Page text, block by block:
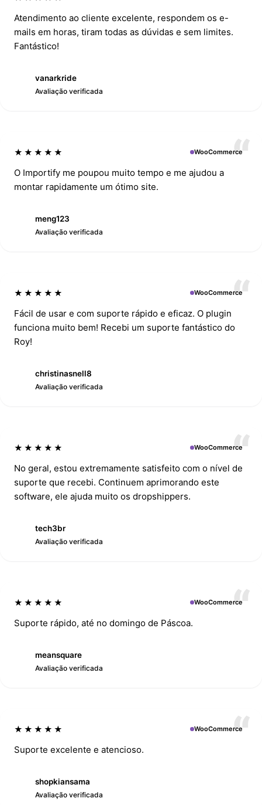
Atendimento ao cliente excelente, respondem os e-
mails em horas, tiram todas as dúvidas e sem limites.
Fantástico!
vanarkride
Avaliação verificada
★★★★★ WooCommerce
O Importify me poupou muito tempo e me ajudou a
montar rapidamente um ótimo site.
meng123
Avaliação verificada
★★★★★ WooCommerce
Fácil de usar e com suporte rápido e eficaz. O plugin
funciona muito bem! Recebi um suporte fantástico do
Roy!
christinasnell8
Avaliação verificada
★★★★★ WooCommerce
No geral, estou extremamente satisfeito com o nível de
suporte que recebi. Continuem aprimorando este
software, ele ajuda muito os dropshippers.
tech3br
Avaliação verificada
★★★★★ WooCommerce
Suporte rápido, até no domingo de Páscoa.
meansquare
Avaliação verificada
★★★★★ WooCommerce
Suporte excelente e atencioso.
shopkiansama
Avaliação verificada